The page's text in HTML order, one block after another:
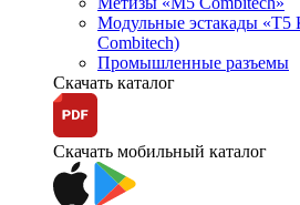
Модульные эстакады «Т5
Combitech)
Промышленные разъемы
Скачать каталог
Скачать мобильный каталог